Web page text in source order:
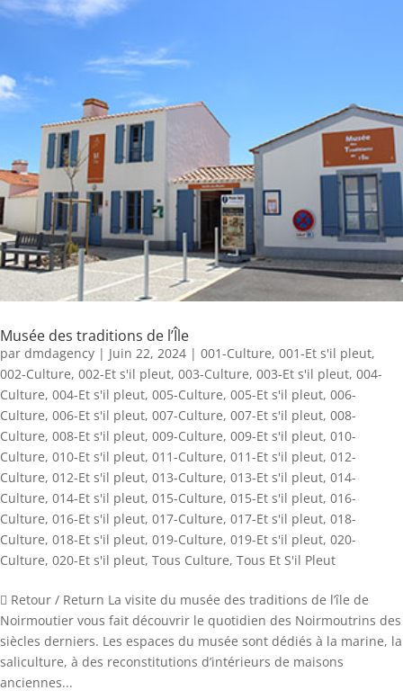
Musée des traditions de l’Île
par dmdagency | Juin 22, 2024 | 001-Culture, 001-Et s'il pleut,
002-Culture, 002-Et s'il pleut, 003-Culture, 003-Et s'il pleut, 004-
Culture, 004-Et s'il pleut, 005-Culture, 005-Et s'il pleut, 006-
Culture, 006-Et s'il pleut, 007-Culture, 007-Et s'il pleut, 008-
Culture, 008-Et s'il pleut, 009-Culture, 009-Et s'il pleut, 010-
Culture, 010-Et s'il pleut, 011-Culture, 011-Et s'il pleut, 012-
Culture, 012-Et s'il pleut, 013-Culture, 013-Et s'il pleut, 014-
Culture, 014-Et s'il pleut, 015-Culture, 015-Et s'il pleut, 016-
Culture, 016-Et s'il pleut, 017-Culture, 017-Et s'il pleut, 018-
Culture, 018-Et s'il pleut, 019-Culture, 019-Et s'il pleut, 020-
Culture, 020-Et s'il pleut, Tous Culture, Tous Et S'il Pleut
 Retour / Return ​La visite du musée des traditions de l’île de
Noirmoutier vous fait découvrir le quotidien des Noirmoutrins des
siècles derniers. Les espaces du musée sont dédiés à la marine, la
saliculture, à des reconstitutions d’intérieurs de maisons
anciennes...